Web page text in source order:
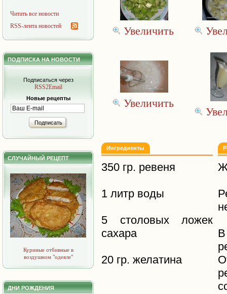
Читать все новости
RSS-лента новостей
ПОДПИСКА НА НОВОСТИ
Подписаться через
RSS2Email
Новые рецепты
Подписать
СЛУЧАЙНЫЙ РЕЦЕПТ
Куриные отбивные в
воздушном "одеяле"
ДНИ РОЖДЕНИЯ
Увеличить
Увеличить
Ингредиенты
350 гр. ревеня
1 литр воды
5 столовых ложек
сахара
20 гр. желатина